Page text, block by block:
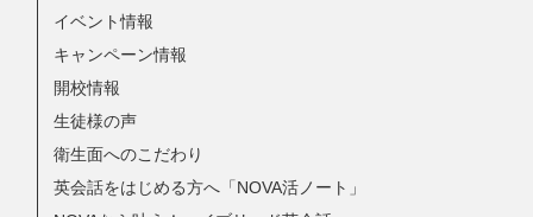
イベント情報
キャンペーン情報
開校情報
生徒様の声
衛生面へのこだわり
英会話をはじめる方へ「NOVA活ノート」